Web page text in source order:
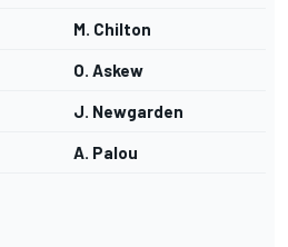
M. Chilton
O. Askew
J. Newgarden
A. Palou